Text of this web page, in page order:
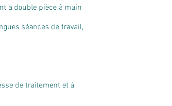
à double pièce à main
séances de travail,
de traitement et à